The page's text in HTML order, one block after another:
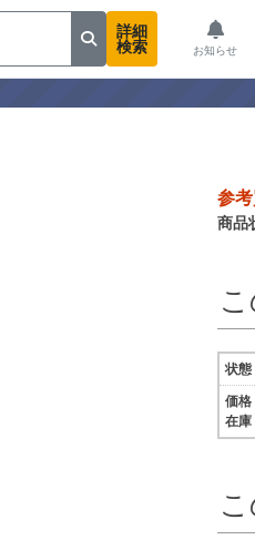
詳細
検索
お知らせ
参
商品
状態
価格
在庫